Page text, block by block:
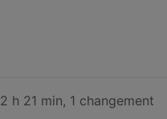
2 h 21 min, 1 changement